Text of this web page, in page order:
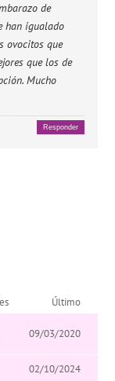
de
han igualado
ovocitos que
que los de
Mucho
Responder
Último
09/03/2020
02/10/2024